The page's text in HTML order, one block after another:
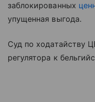
заблокированных
упущенная выгода.
Суд по ходатайству
регулятора к